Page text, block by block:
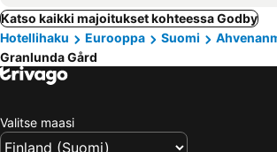
Katso kaikki majoitukset kohteessa Godby
Hotellihaku
Eurooppa Suomi
Granlunda Gård
Valitse maasi